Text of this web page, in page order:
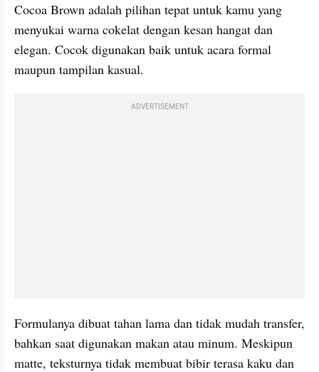
Cocoa Brown adalah pilihan tepat untuk kamu yang
menyukai warna cokelat dengan kesan hangat dan
elegan. Cocok digunakan baik untuk acara formal
maupun tampilan kasual.
ADVERTISEMENT
Formulanya dibuat tahan lama dan tidak mudah transfer,
bahkan saat digunakan makan atau minum. Meskipun
matte, teksturnya tidak membuat bibir terasa kaku dan